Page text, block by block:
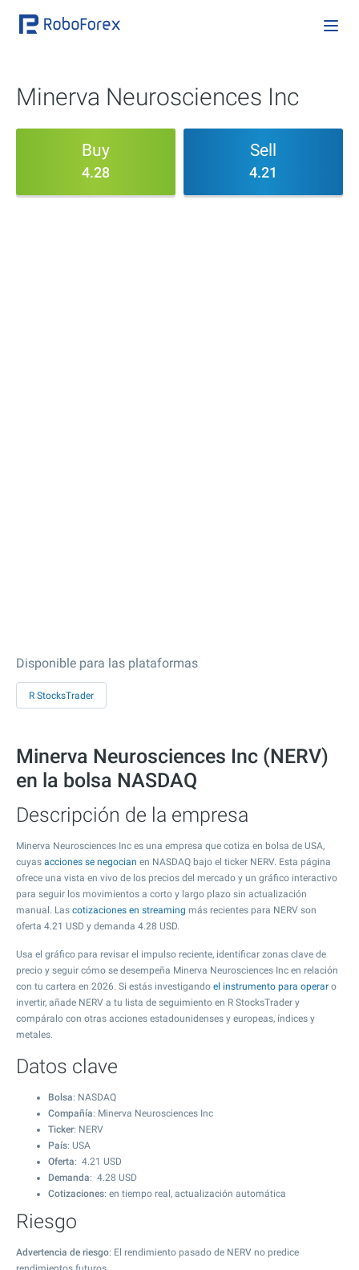
Minerva Neurosciences Inc
Buy
4.28
Sell
4.21
Disponible para las plataformas
R StocksTrader
Minerva Neurosciences Inc (NERV)
en la bolsa NASDAQ
Descripción de la empresa
Minerva Neurosciences Inc es una empresa que cotiza en bolsa de USA,
cuyas acciones se negocian en NASDAQ bajo el ticker NERV. Esta página
ofrece una vista en vivo de los precios del mercado y un gráfico interactivo
para seguir los movimientos a corto y largo plazo sin actualización
manual. Las cotizaciones en streaming más recientes para NERV son
oferta 4.21 USD y demanda 4.28 USD.
Usa el gráfico para revisar el impulso reciente, identificar zonas clave de
precio y seguir cómo se desempeña Minerva Neurosciences Inc en relación
con tu cartera en 2026. Si estás investigando el instrumento para operar o
invertir, añade NERV a tu lista de seguimiento en R StocksTrader y
compáralo con otras acciones estadounidenses y europeas, índices y
metales.
Datos clave
Bolsa: NASDAQ
Compañía: Minerva Neurosciences Inc
Ticker: NERV
País: USA
Oferta: 4.21 USD
Demanda: 4.28 USD
Cotizaciones: en tiempo real, actualización automática
Riesgo
Advertencia de riesgo: El rendimiento pasado de NERV no predice